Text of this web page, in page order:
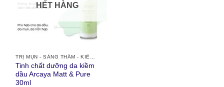
HẾT HÀNG
Tinh chất dưỡng da kiềm
dầu Arcaya Matt & Pure
30ml